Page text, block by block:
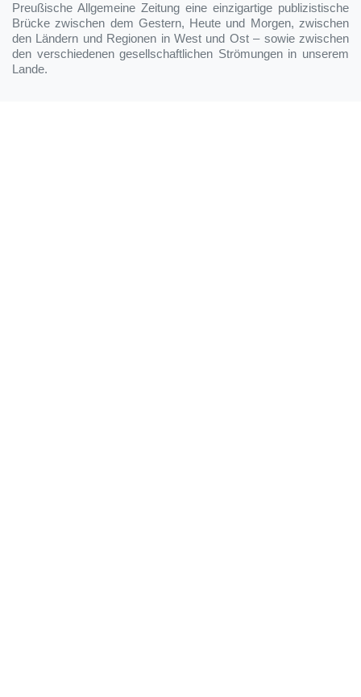
Preußische Allgemeine Zeitung eine einzigartige publizistische
Brücke zwischen dem Gestern, Heute und Morgen, zwischen
den Ländern und Regionen in West und Ost – sowie zwischen
den verschiedenen gesellschaftlichen Strömungen in unserem
Lande.